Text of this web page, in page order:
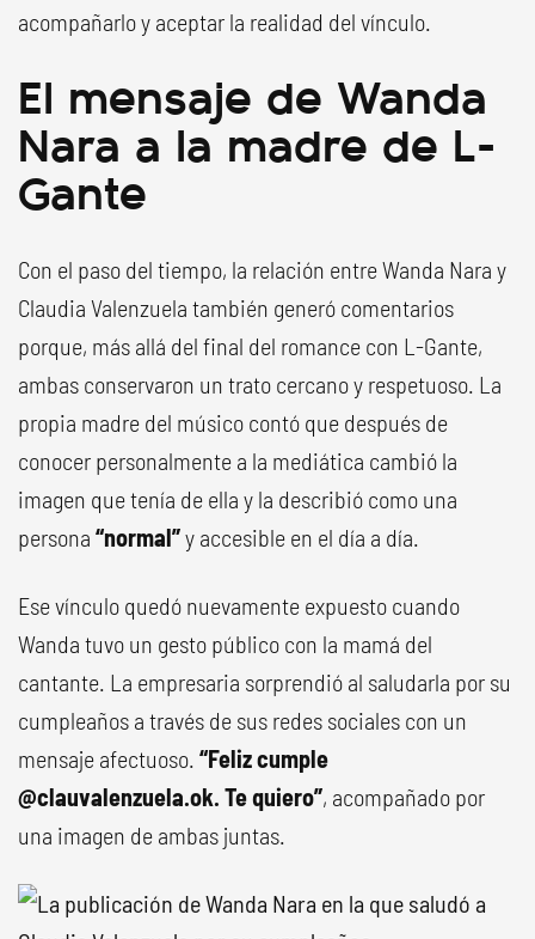
acompañarlo y aceptar la realidad del vínculo.
El mensaje de Wanda
Nara a la madre de L-
Gante
Con el paso del tiempo, la relación entre Wanda Nara y
Claudia Valenzuela también generó comentarios
porque, más allá del final del romance con L-Gante,
ambas conservaron un trato cercano y respetuoso. La
propia madre del músico contó que después de
conocer personalmente a la mediática cambió la
imagen que tenía de ella y la describió como una
persona “normal”y accesible en el día a día.
Ese vínculo quedó nuevamente expuesto cuando
Wanda tuvo un gesto público con la mamá del
cantante. La empresaria sorprendió al saludarla por su
cumpleaños a través de sus redes sociales con un
mensaje afectuoso. “Feliz cumple
@clauvalenzuela.ok. Te quiero”, acompañado por
una imagen de ambas juntas.